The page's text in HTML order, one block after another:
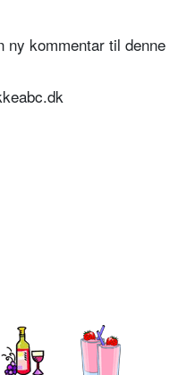
ny kommentar til denne